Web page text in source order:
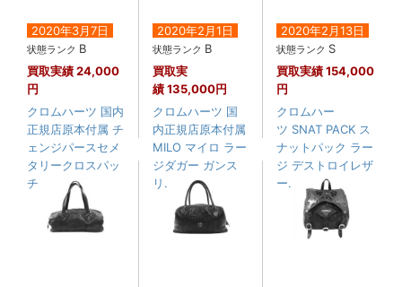
2020年3月7日
状態ランク B
買取実績24,000
円
クロムハーツ 国内
正規店原本付属 チ
ェンジパースセメ
タリークロスパッ
チ ダ....
2020年2月1日
状態ランク B
買取実
績135,000円
クロムハーツ 国
内正規店原本付属
MILO マイロ ラー
ジダガー ガンス
リ....
2020年2月13日
状態ランク S
買取実績154,000
円
クロムハー
ツ SNAT PACK ス
ナットパック ラー
ジ デストロイレザ
ー....